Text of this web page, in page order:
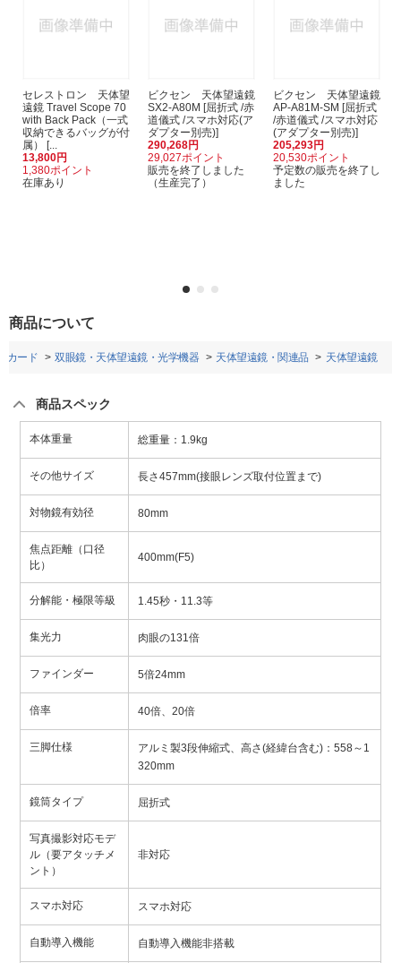
セレストロン 天体望
遠鏡 Travel Scope 70
with Back Pack（一式
収納できるバッグが付
属） [...
13,800円
1,380ポイント
在庫あり
ビクセン 天体望遠鏡
SX2-A80M [屈折式 /赤
道儀式 /スマホ対応(ア
ダプター別売)]
290,268円
29,027ポイント
販売を終了しました
（生産完了）
ビクセン 天体望遠鏡
AP-A81M-SM [屈折式
/赤道儀式 /スマホ対応
(アダプター別売)]
205,293円
20,530ポイント
予定数の販売を終了し
ました
商品について
カード 双眼鏡・天体望遠鏡・光学機器 天体望遠鏡・関連品 天体望遠鏡
商品スペック
本体重量 総重量：1.9kg
その他サイズ 長さ457mm(接眼レンズ取付位置まで)
対物鏡有効径 80mm
焦点距離（口径
比）
400mm(F5)
分解能・極限等級 1.45秒・11.3等
集光力 肉眼の131倍
ファインダー 5倍24mm
倍率 40倍、20倍
三脚仕様
アルミ製3段伸縮式、高さ(経緯台含む)：558～1
320mm
鏡筒タイプ 屈折式
写真撮影対応モデ
ル（要アタッチメ
ント）
非対応
スマホ対応 スマホ対応
自動導入機能 自動導入機能非搭載